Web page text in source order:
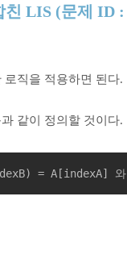
친 LIS (문제 ID
로직을 적용하면 된다.
같이 정의할 것이다.
= A[indexA] 와